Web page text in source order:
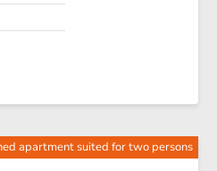
apartment suited for two persons